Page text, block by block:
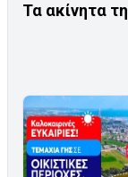
Τα ακίνητα